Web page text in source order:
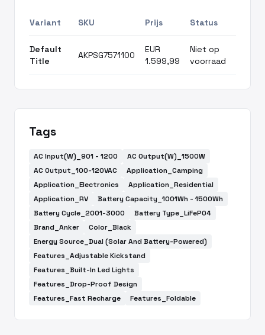
Variant SKU Prijs Status
Default
Title
AKPSG7571100
EUR
1.599,99
Niet op
voorraad
Tags
AC Input(W)_901 - 1200
AC Output(W)_1500W
AC Output_100-120VAC
Application_Camping
Application_Electronics
Application_Residential
Application_RV
Battery Capacity_1001Wh - 1500Wh
Battery Cycle_2001-3000
Battery Type_LiFePO4
Brand_Anker
Color_Black
Energy Source_Dual (Solar And Battery-Powered)
Features_Adjustable Kickstand
Features_Built-In Led Lights
Features_Drop-Proof Design
Features_Fast Recharge
Features_Foldable